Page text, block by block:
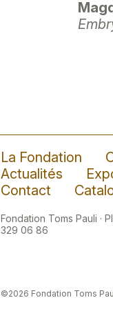
La Fondation
Actualités
Contact
Fondation Toms Pauli ·
329 06 86
©2026 Fondation Toms